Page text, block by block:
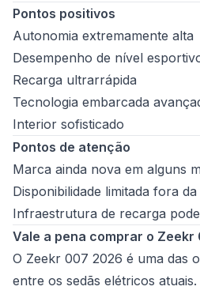
Pontos positivos
Autonomia extremamente alta
Desempenho de nível
Recarga ultrarrápida
Tecnologia embarcada
Interior sofisticado
Pontos de atenção
Marca ainda nova em alguns
Disponibilidade limitada fora da
Infraestrutura de recarga
Vale a pena comprar o Zeekr
O Zeekr 007 2026 é uma das
entre os sedãs elétricos